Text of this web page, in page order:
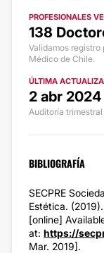
PROFESIONALES
138
Validamos
Médico de Chile.
ÚLTIMA
2 abr 2024
Auditoría trimestral
BIBLIOGRAFÍA
SECPRE
Estética. (2019).
[online]
at: https://
Mar. 2019].